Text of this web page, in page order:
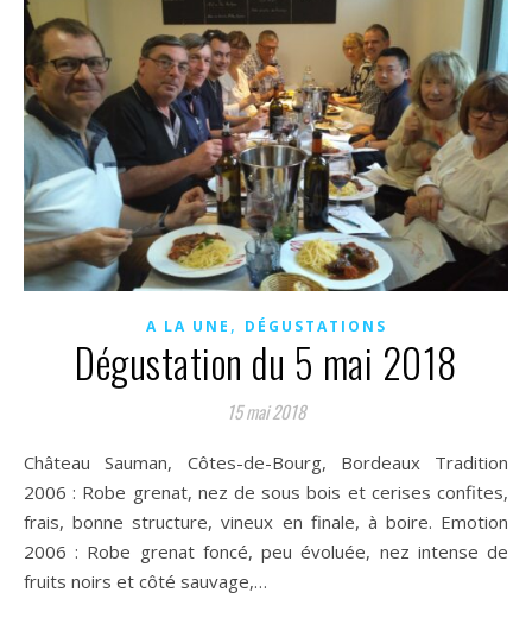
A LA UNE , DÉGUSTATIONS
Dégustation du 5 mai 2018
15 mai 2018
Château Sauman, Côtes-de-Bourg, Bordeaux Tradition
2006 : Robe grenat, nez de sous bois et cerises confites,
frais, bonne structure, vineux en finale, à boire. Emotion
2006 : Robe grenat foncé, peu évoluée, nez intense de
fruits noirs et côté sauvage,…